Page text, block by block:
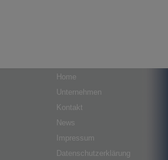
Home
Unternehmen
Kontakt
News
Impressum
Datenschutzerklärung